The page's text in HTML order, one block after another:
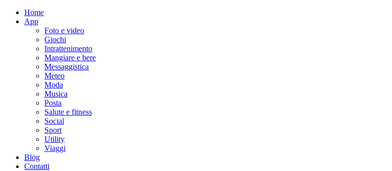
Home
App
Foto e video
Giochi
Intrattenimento
Mangiare e bere
Messaggistica
Meteo
Moda
Musica
Posta
Salute e fitness
Social
Sport
Utility
Viaggi
Blog
Contatti